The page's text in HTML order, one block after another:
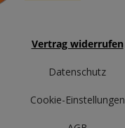
Vertrag widerrufen
Datenschutz
Cookie-Einstellungen